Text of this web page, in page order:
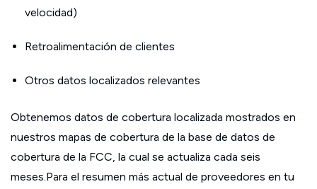
velocidad)
Retroalimentación de clientes
Otros datos localizados relevantes
Obtenemos datos de cobertura localizada mostrados en
nuestros mapas de cobertura de la base de datos de
cobertura de la FCC, la cual se actualiza cada seis
meses.Para el resumen más actual de proveedores en tu